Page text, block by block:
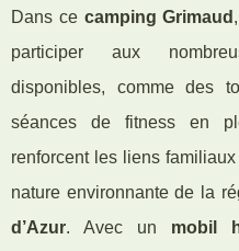
Dans ce camping Grimaud
participer aux
disponibles, comme des
séances de fitness en
renforcent les liens
nature environnante de la
d’Azur. Avec un mobil